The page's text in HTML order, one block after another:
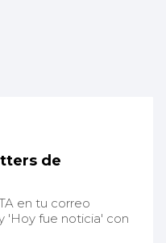
de
en tu correo
'Hoy fue noticia' con